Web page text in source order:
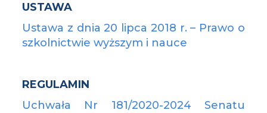
USTAWA
Ustawa z dnia 20 lipca 2018 r. – Prawo o
szkolnictwie wyższym i nauce
REGULAMIN
Uchwała Nr 181/2020-2024 Senatu